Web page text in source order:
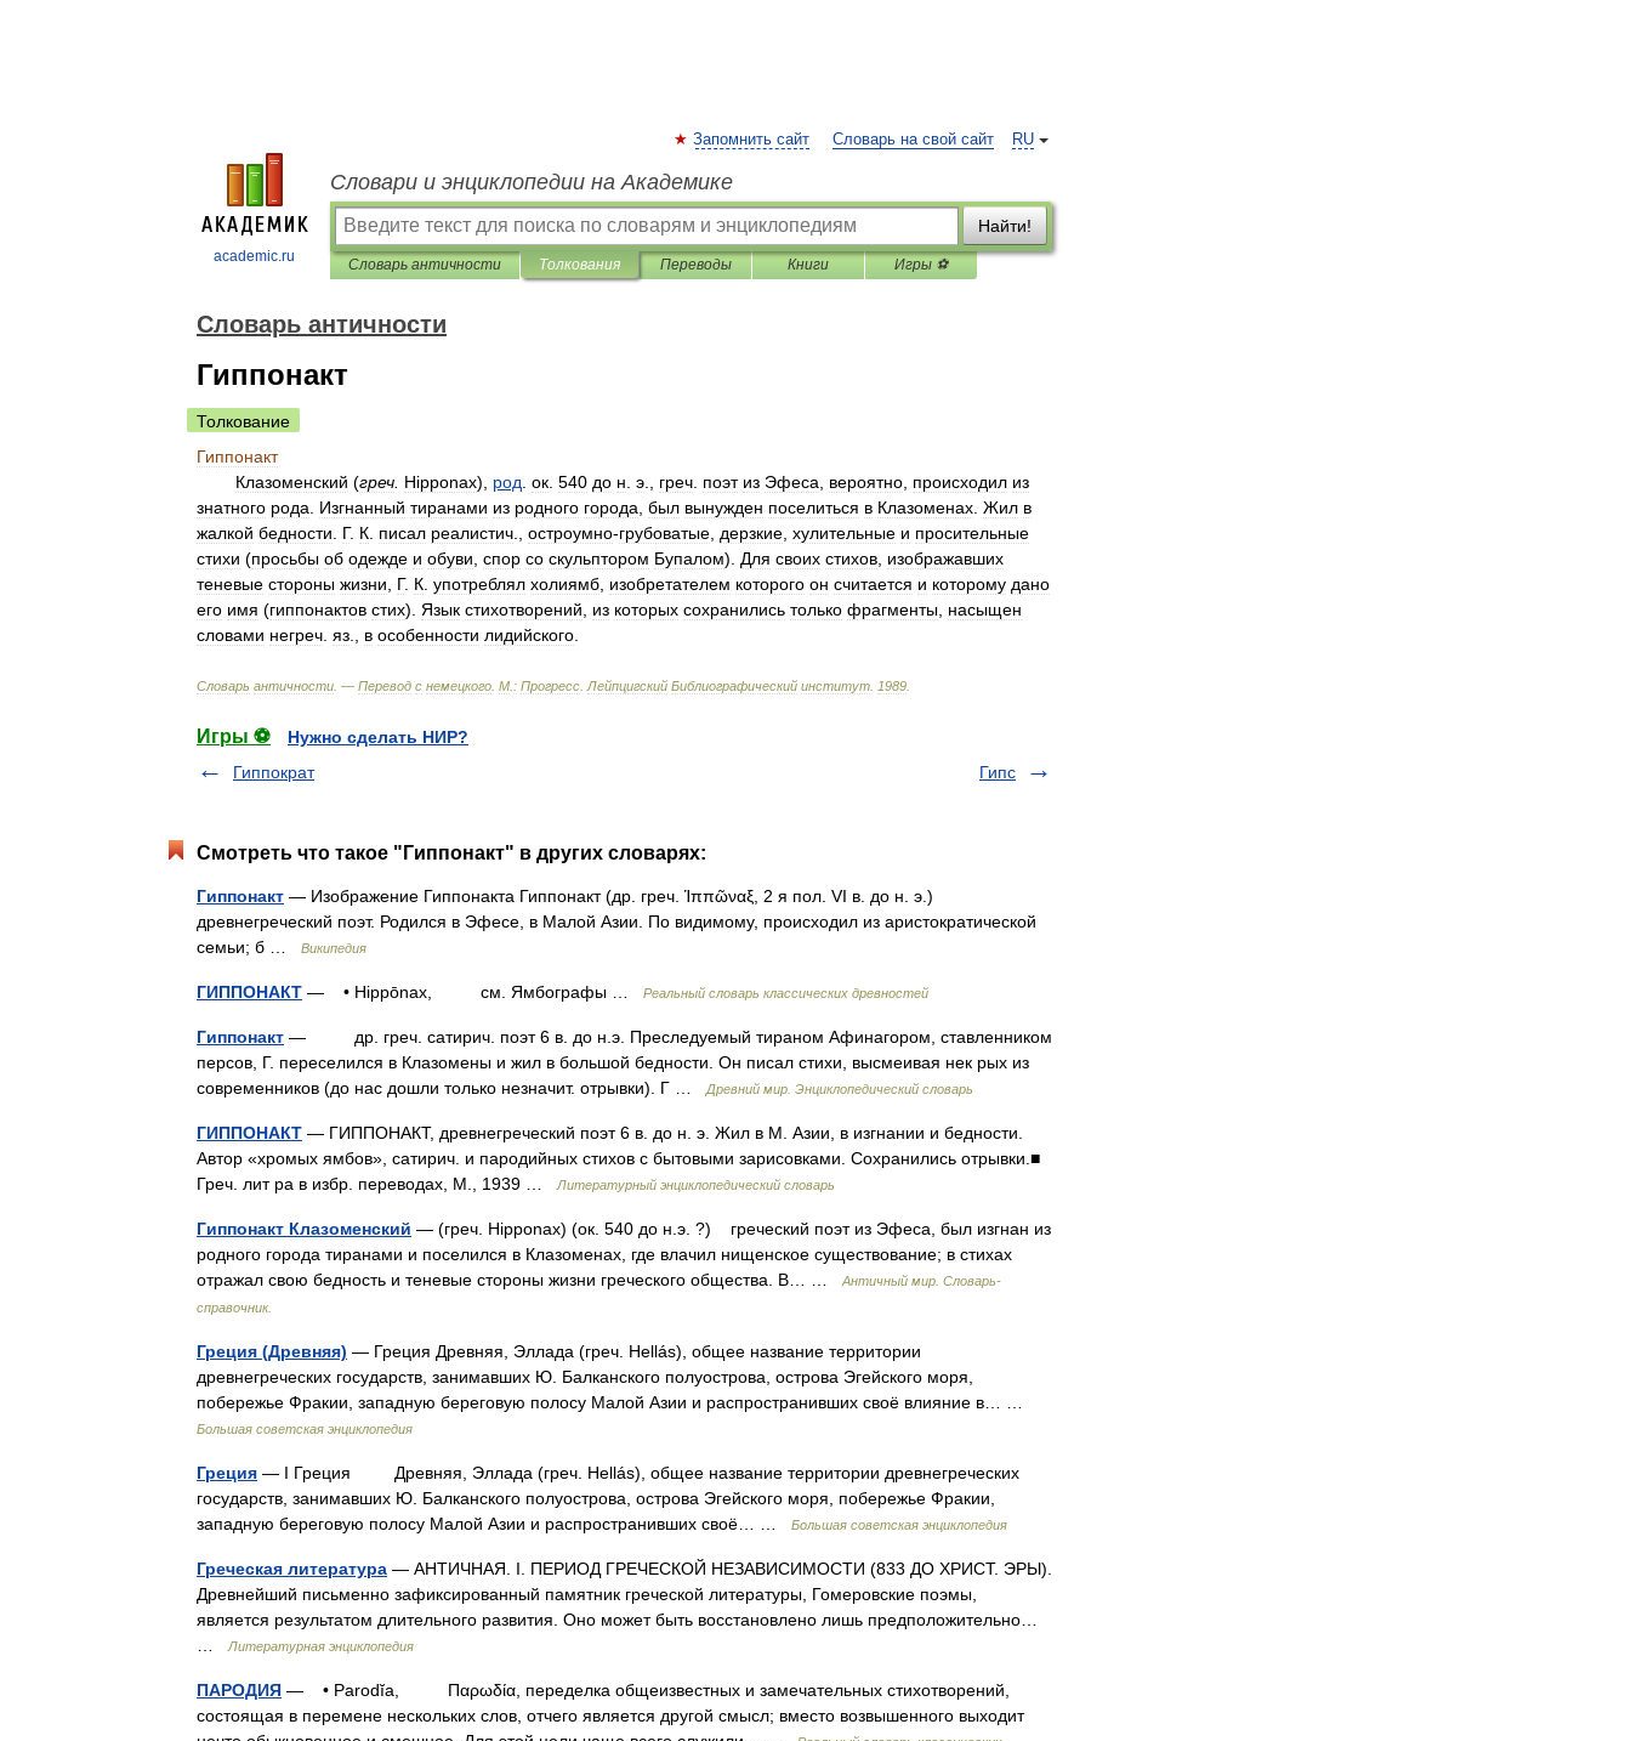
academic.ru
RU
Запомнить сайт Словарь на свой сайт
Словари и энциклопедии на Академике
Найти!
Словарь античности Толкования Переводы Книги Игры ⚽
Словарь античности
Гиппонакт
Толкование
Гиппонакт
Клазоменский (греч Hipponах), род ок 540 до н э греч поэт из Эфеса вероятно происходил из
знатного рода Изгнанный тиранами из родного города был вынужден поселиться в Клазоменах Жил в
жалкой бедности Г. К писал реалистич остроумно-грубоватые дерзкие хулительные и просительные
стихи (просьбы об одежде и обуви спор со скульптором Бупалом). Для своих стихов изображавших
теневые стороны жизни Г. К употреблял холиямб изобретателем которого он считается и которому дано
его имя (гиппонактов стих). Язык стихотворений из которых сохранились только фрагменты насыщен
словами негреч яз в особенности лидийского
Словарь античности . — Перевод с немецкого М : Прогресс Лейпцигский Библиографический институт 1989
Игры ⚽
Нужно сделать НИР?
Гиппократ
Гипс
Смотреть что такое "Гиппонакт" в других словарях:
Гиппонакт — Изображение Гиппонакта Гиппонакт (др. греч. Ἱππῶναξ, 2 я пол. VI в. до н. э.)
древнегреческий поэт. Родился в Эфесе, в Малой Азии. По видимому, происходил из аристократической
семьи; б …
Википедия
ГИППОНАКТ — • Hippōnax, см. Ямбографы … Реальный словарь классических древностей
Гиппонакт — др. греч. сатирич. поэт 6 в. до н.э. Преследуемый тираном Афинагором, ставленником
персов, Г. переселился в Клазомены и жил в большой бедности. Он писал стихи, высмеивая нек рых из
современников (до нас дошли только незначит. отрывки). Г …
Древний мир. Энциклопедический словарь
ГИППОНАКТ — ГИППОНАКТ, древнегреческий поэт 6 в. до н. э. Жил в М. Азии, в изгнании и бедности.
Автор «хромых ямбов», сатирич. и пародийных стихов с бытовыми зарисовками. Сохранились отрывки.■
Греч. лит ра в избр. переводах, М., 1939 …
Литературный энциклопедический словарь
Гиппонакт Клазоменский — (греч. Hipponax) (ок. 540 до н.э. ?) греческий поэт из Эфеса, был изгнан из
родного города тиранами и поселился в Клазоменах, где влачил нищенское существование; в стихах
отражал свою бедность и теневые стороны жизни греческого общества. В… …
Античный мир. Словарь-
справочник.
Греция (Древняя) — Греция Древняя, Эллада (греч. Hellás), общее название территории
древнегреческих государств, занимавших Ю. Балканского полуострова, острова Эгейского моря,
побережье Фракии, западную береговую полосу Малой Азии и распространивших своё влияние в… …
Большая советская энциклопедия
Греция — I Греция Древняя, Эллада (греч. Hellás), общее название территории древнегреческих
государств, занимавших Ю. Балканского полуострова, острова Эгейского моря, побережье Фракии,
западную береговую полосу Малой Азии и распространивших своё… …
Большая советская энциклопедия
Греческая литература — АНТИЧНАЯ. I. ПЕРИОД ГРЕЧЕСКОЙ НЕЗАВИСИМОСТИ (833 ДО ХРИСТ. ЭРЫ).
Древнейший письменно зафиксированный памятник греческой литературы, Гомеровские поэмы,
является результатом длительного развития. Оно может быть восстановлено лишь предположительно…
Литературная энциклопедия
ПАРОДИЯ — • Parodĭa, Παρωδία, переделка общеизвестных и замечательных стихотворений,
состоящая в перемене нескольких слов, отчего является другой смысл; вместо возвышенного выходит